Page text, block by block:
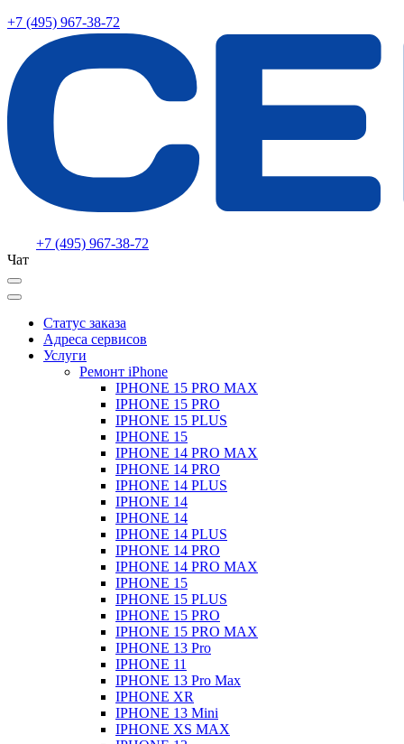
+7 (495) 967-38-72
+7 (495) 967-38-72
Чат
Статус заказа
Адреса сервисов
Услуги
Ремонт iPhone
IPHONE 15 PRO MAX
IPHONE 15 PRO
IPHONE 15 PLUS
IPHONE 15
IPHONE 14 PRO MAX
IPHONE 14 PRO
IPHONE 14 PLUS
IPHONE 14
IPHONE 14
IPHONE 14 PLUS
IPHONE 14 PRO
IPHONE 14 PRO MAX
IPHONE 15
IPHONE 15 PLUS
IPHONE 15 PRO
IPHONE 15 PRO MAX
IPHONE 13 Pro
IPHONE 11
IPHONE 13 Pro Max
IPHONE XR
IPHONE 13 Mini
IPHONE XS MAX